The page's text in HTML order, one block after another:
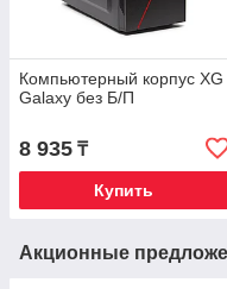
Компьютерный корпус XG
Galaxy без Б/П
8 935 ₸
Купить
Акционные